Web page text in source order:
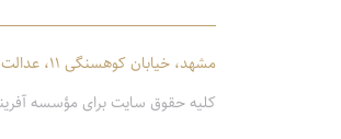
مشهد، خیابان کوهسنگی ۱۱، عدالت ۱۸، پلاک ۹
کلیه حقوق سایت برای مؤسسه